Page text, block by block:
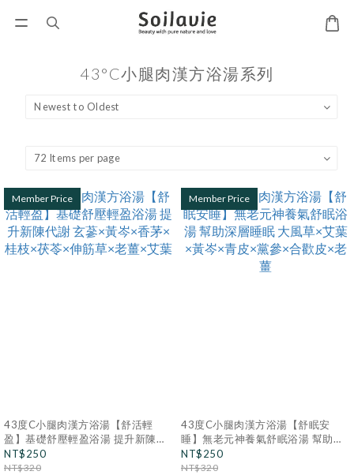
43°C小腿肉漢方浴湯系列
Member Price
43度C小腿肉漢方浴湯【舒活輕
盈】基礎舒壓輕盈浴湯 提升新陳代
謝 玄蔘×黃岑×香茅×桂枝×茯苓×伸
筋草×老薑×艾葉
NT$250
NT$320
Member Price
43度C小腿肉漢方浴湯【舒眠安
睡】無老元神養氣舒眠浴湯 幫助深
層睡眠 大風草×艾葉×黃岑×青皮×黨
參×合歡皮×老薑
NT$250
NT$320